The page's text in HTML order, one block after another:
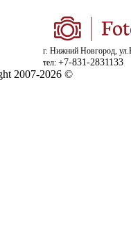
г. Нижний Новгород,
тел: +7-831-2831133
2007-2026 ©